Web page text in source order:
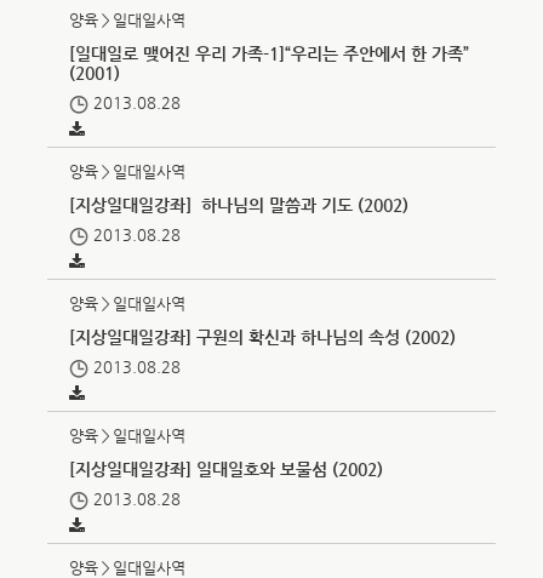
양육＞일대일사역
[일대일로 맺어진 우리 가족-1]“우리는 주안에서 한 가족”
(2001)
2013.08.28
양육＞일대일사역
[지상일대일강좌］하나님의 말씀과 기도 (2002)
2013.08.28
양육＞일대일사역
[지상일대일강좌] 구원의 확신과 하나님의 속성 (2002)
2013.08.28
양육＞일대일사역
[지상일대일강좌] 일대일호와 보물섬 (2002)
2013.08.28
양육＞일대일사역